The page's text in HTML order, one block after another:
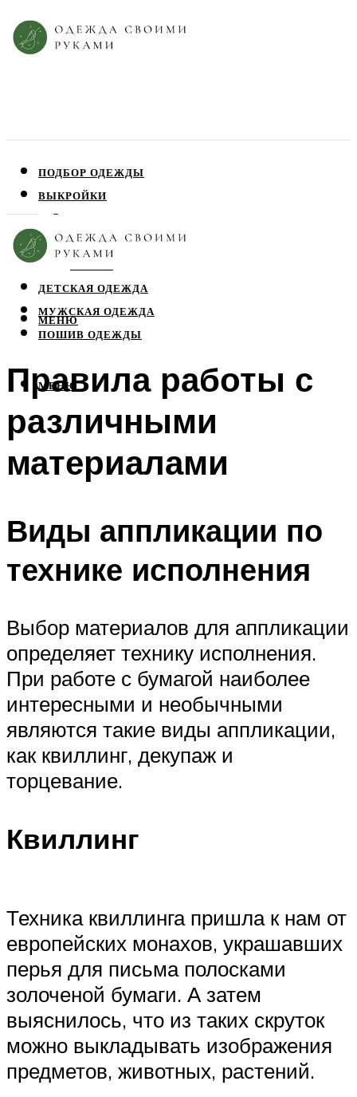
ПОДБОР ОДЕЖДЫ
ВЫКРОЙКИ
ЮБКИ
ДЕТСКАЯ ОДЕЖДА
МУЖСКАЯ ОДЕЖДА
ПОШИВ ОДЕЖДЫ
МЕНЮ
МЕНЮ
Правила работы с
различными
материалами
Виды аппликации по
технике исполнения
Выбор материалов для аппликации
определяет технику исполнения.
При работе с бумагой наиболее
интересными и необычными
являются такие виды аппликации,
как квиллинг, декупаж и
торцевание.
Квиллинг
Техника квиллинга пришла к нам от
европейских монахов, украшавших
перья для письма полосками
золоченой бумаги. А затем
выяснилось, что из таких скруток
можно выкладывать изображения
предметов, животных, растений.